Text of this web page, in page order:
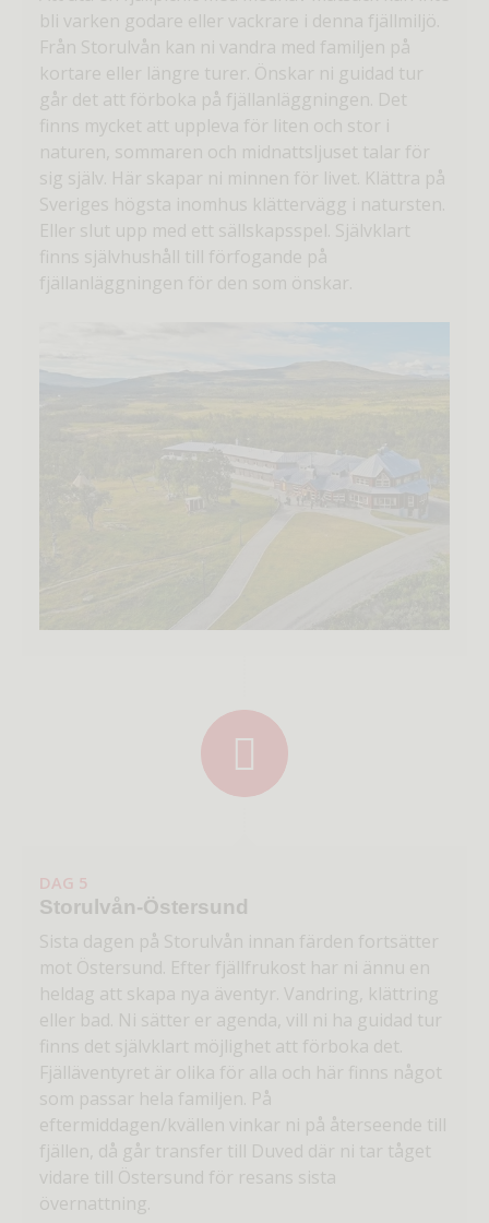
bli varken godare eller vackrare i denna fjällmiljö.
Från Storulvån kan ni vandra med familjen på
kortare eller längre turer. Önskar ni guidad tur
går det att förboka på fjällanläggningen. Det
finns mycket att uppleva för liten och stor i
naturen, sommaren och midnattsljuset talar för
sig själv. Här skapar ni minnen för livet. Klättra på
Sveriges högsta inomhus klättervägg i natursten.
Eller slut upp med ett sällskapsspel. Självklart
finns självhushåll till förfogande på
fjällanläggningen för den som önskar.
DAG 5
Storulvån-Östersund
Sista dagen på Storulvån innan färden fortsätter
mot Östersund. Efter fjällfrukost har ni ännu en
heldag att skapa nya äventyr. Vandring, klättring
eller bad. Ni sätter er agenda, vill ni ha guidad tur
finns det självklart möjlighet att förboka det.
Fjälläventyret är olika för alla och här finns något
som passar hela familjen. På
eftermiddagen/kvällen vinkar ni på återseende till
fjällen, då går transfer till Duved där ni tar tåget
vidare till Östersund för resans sista
övernattning.